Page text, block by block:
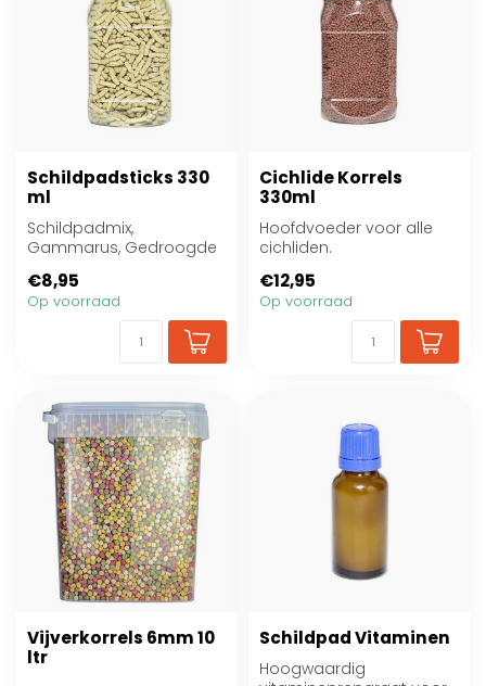
Schildpadsticks 330
ml
Schildpadmix,
Gammarus, Gedroogde
€8,95
Op voorraad
Cichlide Korrels
330ml
Hoofdvoeder voor alle
cichliden.
€12,95
Op voorraad
Vijverkorrels 6mm 10
ltr
Schildpad Vitaminen
Hoogwaardig